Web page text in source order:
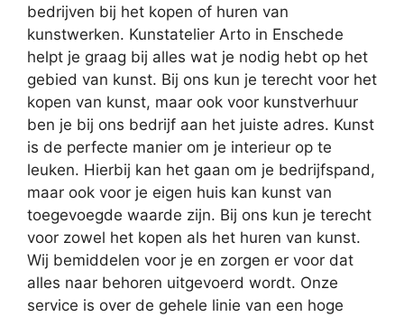
bedrijven bij het kopen of huren van
kunstwerken. Kunstatelier Arto in Enschede
helpt je graag bij alles wat je nodig hebt op het
gebied van kunst. Bij ons kun je terecht voor het
kopen van kunst, maar ook voor kunstverhuur
ben je bij ons bedrijf aan het juiste adres. Kunst
is de perfecte manier om je interieur op te
leuken. Hierbij kan het gaan om je bedrijfspand,
maar ook voor je eigen huis kan kunst van
toegevoegde waarde zijn. Bij ons kun je terecht
voor zowel het kopen als het huren van kunst.
Wij bemiddelen voor je en zorgen er voor dat
alles naar behoren uitgevoerd wordt. Onze
service is over de gehele linie van een hoge